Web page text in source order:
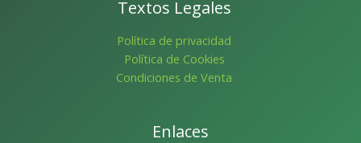
Textos Legales
Política de privacidad
Política de Cookies
Condiciones de Venta
Enlaces